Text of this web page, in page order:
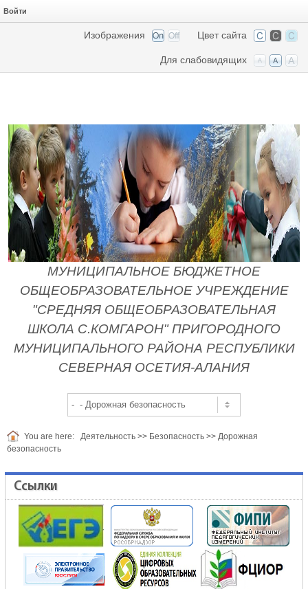
Войти
Цвет сайта
Изображения
Для слабовидящих
МУНИЦИПАЛЬНОЕ БЮДЖЕТНОЕ
ОБЩЕОБРАЗОВАТЕЛЬНОЕ УЧРЕЖДЕНИЕ
"СРЕДНЯЯ ОБЩЕОБРАЗОВАТЕЛЬНАЯ
ШКОЛА С.КОМГАРОН" ПРИГОРОДНОГО
МУНИЦИПАЛЬНОГО РАЙОНА РЕСПУБЛИКИ
СЕВЕРНАЯ ОСЕТИЯ-АЛАНИЯ
You are here: Деятельность >> Безопасность >> Дорожная
безопасность
Ссылки